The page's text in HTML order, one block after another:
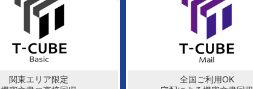
関東エリア限定
全国ご利用OK